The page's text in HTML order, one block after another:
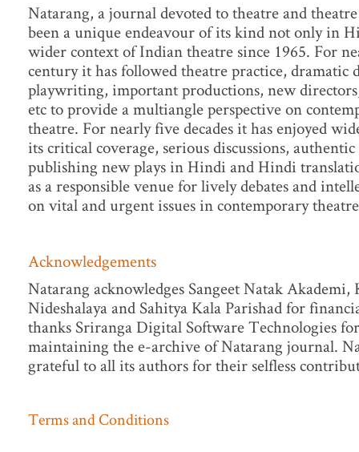
Natarang, a journal devoted to theatre and
been a unique endeavour of its kind not only in
wider context of Indian theatre since 1965. For
century it has followed theatre practice, dramatic
playwriting, important productions, new
etc to provide a multiangle perspective on
theatre. For nearly five decades it has enjoyed
its critical coverage, serious discussions,
publishing new plays in Hindi and Hindi
as a responsible venue for lively debates and
on vital and urgent issues in contemporary
Acknowledgements
Natarang acknowledges Sangeet Natak
Nideshalaya and Sahitya Kala Parishad for
thanks Sriranga Digital Software Technologies
maintaining the e-archive of Natarang journal.
grateful to all its authors for their selfless
Terms and Conditions